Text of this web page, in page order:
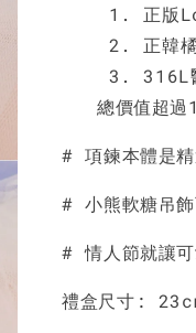
1. 正版
2. 正韓橘色
3. 316L醫
總價值超過
# 項鍊本體是
# 小熊軟糖吊飾
# 情人節就讓
禮盒尺寸: